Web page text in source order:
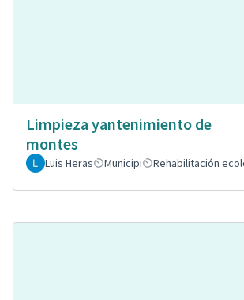
Limpieza yantenimiento de
montes
Luis Heras Municipi Rehabilitación